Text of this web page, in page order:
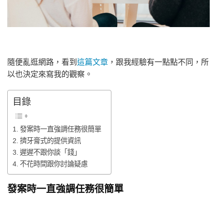
隨便亂逛網路，看到 這篇文章 ，跟我經驗有一點點不同，所
以也決定來寫我的觀察。
目錄
發案時一直強調任務很簡單
擠牙膏式的提供資訊
遲遲不跟你談「錢」
不花時間跟你討論疑慮
發案時一直強調任務很簡單